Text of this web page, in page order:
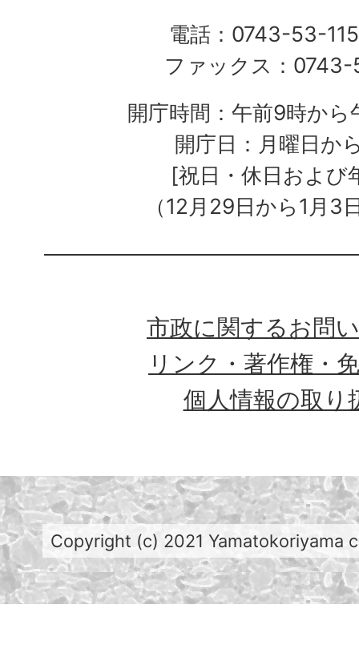
電話：0743-53-
ファックス：
開庁時間：午前9時か
開庁日：月曜日か
[祝日・休日および
（12月29日から1月3
市政に関するお問
リンク・著作権・
個人情報の取り
Copyright (c) 2021 Yamatokoriyama